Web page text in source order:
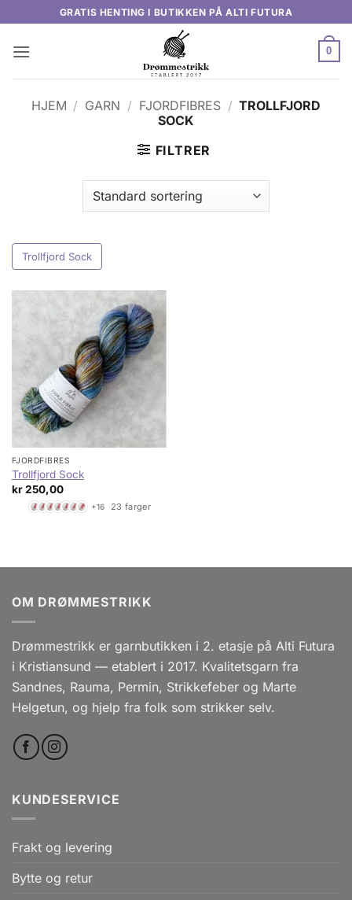
content
GRATIS HENTING I BUTIKKEN PÅ ALTI FUTURA
0
HJEM / GARN / FJORDFIBRES / TROLLFJORD
SOCK
FILTRER
Trollfjord Sock
FJORDFIBRES
Trollfjord Sock
kr250,00
+16 23 farger
OM DRØMMESTRIKK
Drømmestrikk er garnbutikken i 2. etasje på Alti Futura
i Kristiansund — etablert i 2017. Kvalitetsgarn fra
Sandnes, Rauma, Permin, Strikkefeber og Marte
Helgetun, og hjelp fra folk som strikker selv.
KUNDESERVICE
Frakt og levering
Bytte og retur